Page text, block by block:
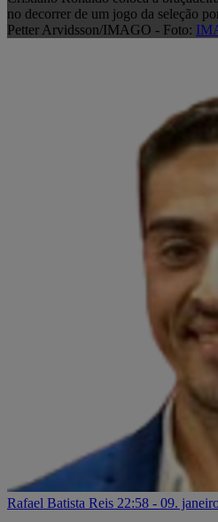
no decorrer de um jogo da seleção
Petter Arvidsson/IMAGO - Foto:
Rafael Batista Reis 22:58 - 09.